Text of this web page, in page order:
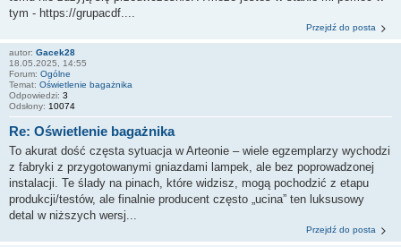
tym - https://grupacdf....
Przejdź do posta
autor: Gacek28
18.05.2025, 14:55
Forum: Ogólne
Temat: Oświetlenie bagażnika
Odpowiedzi: 3
Odsłony: 10074
Re: Oświetlenie bagażnika
To akurat dość częsta sytuacja w Arteonie – wiele egzemplarzy wychodzi
z fabryki z przygotowanymi gniazdami lampek, ale bez poprowadzonej
instalacji. Te ślady na pinach, które widzisz, mogą pochodzić z etapu
produkcji/testów, ale finalnie producent często „ucina” ten luksusowy
detal w niższych wersj...
Przejdź do posta